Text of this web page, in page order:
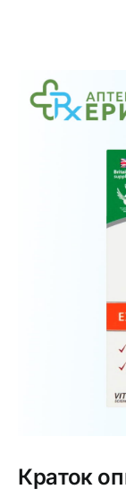
Интимно
Медицински
Нега на кожа
Краток